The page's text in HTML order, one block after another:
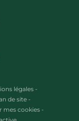
légales -
de site -
mes cookies -